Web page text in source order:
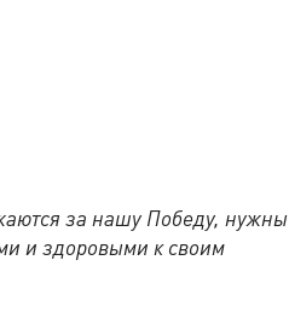
за нашу Победу, нужны
и здоровыми к своим